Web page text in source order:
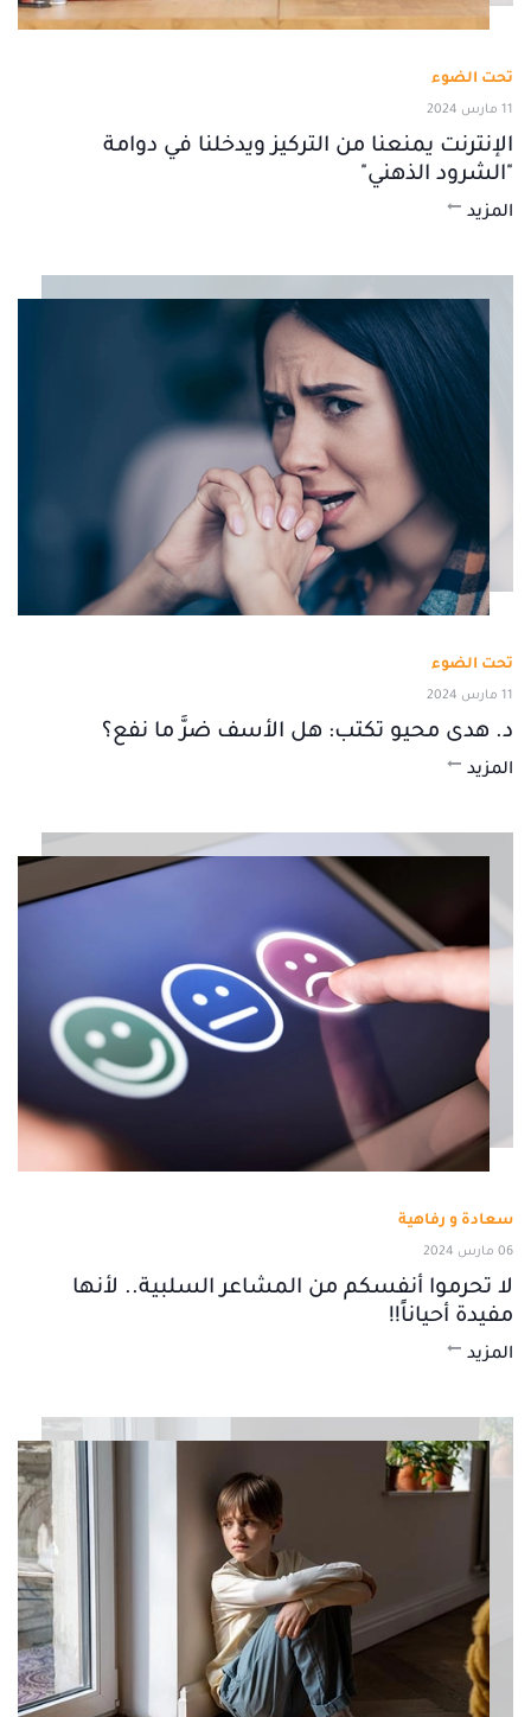
تحت الضوء
11 مارس 2024
الإنترنت يمنعنا من التركيز ويدخلنا في دوامة
"الشرود الذهني"
المزيد
تحت الضوء
11 مارس 2024
د. هدى محيو تكتب: هل الأسف ضرَّ ما نفع؟
المزيد
سعادة و رفاهية
06 مارس 2024
لا تحرموا أنفسكم من المشاعر السلبية.. لأنها
مفيدة أحياناً!!
المزيد